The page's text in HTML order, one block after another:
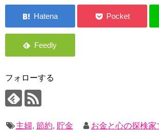
フォローする
主婦, 節約, 貯金 お金と心の探検家